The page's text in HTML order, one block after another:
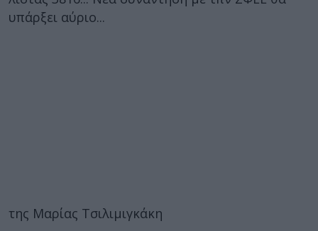
υπάρξει αύριο...
της Μαρίας Τσιλιμιγκάκη